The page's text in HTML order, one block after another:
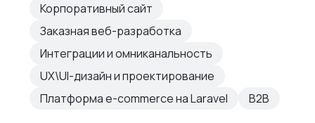
Корпоративный сайт
Заказная веб-разработка
Интеграции и омниканальность
UX\UI-дизайн и проектирование
Платформа e-commerce на Laravel
B2B